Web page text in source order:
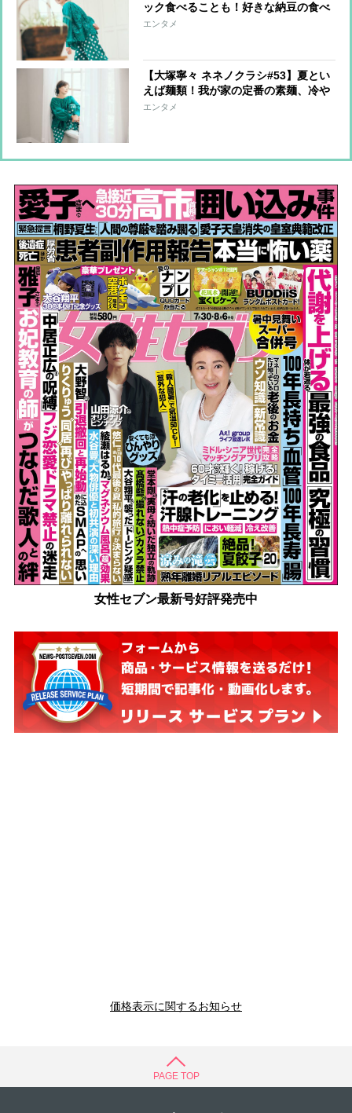
ック食べることも！好きな納豆の食べ
方は「生卵とみじん切りネギにわさ
エンタメ
【大塚寧々 ネネノクラシ#53】夏とい
えば麺類！我が家の定番の素麺、冷や
し中華、そして素麺チャンプル、冷や
エンタメ
女性セブン最新号好評発売中
価格表示に関するお知らせ
PAGE TOP